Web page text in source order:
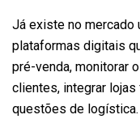
Já existe no mercado
plataformas digitais
pré-venda, monitorar
clientes, integrar
questões de